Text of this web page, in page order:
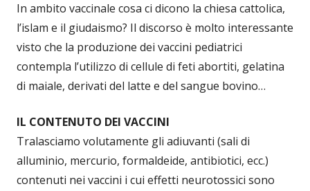
In ambito vaccinale cosa ci dicono la chiesa cattolica,
l’islam e il giudaismo? Il discorso è molto interessante
visto che la produzione dei vaccini pediatrici
contempla l’utilizzo di cellule di feti abortiti, gelatina
di maiale, derivati del latte e del sangue bovino…
IL CONTENUTO DEI VACCINI
Tralasciamo volutamente gli adiuvanti (sali di
alluminio, mercurio, formaldeide, antibiotici, ecc.)
contenuti nei vaccini i cui effetti neurotossici sono